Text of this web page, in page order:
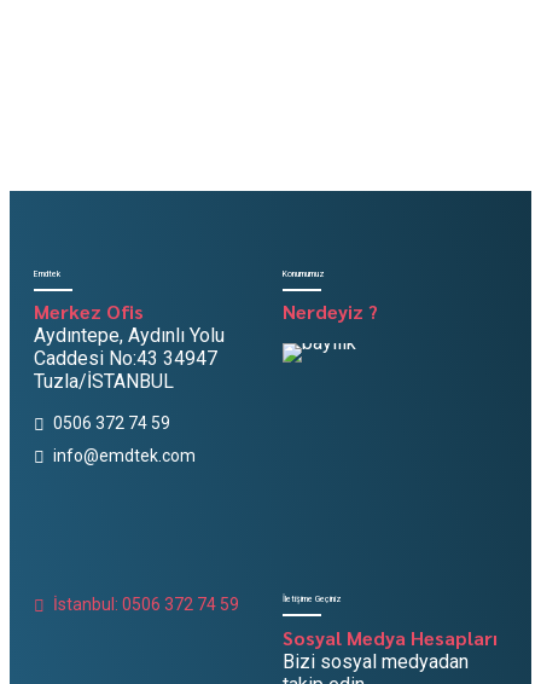
Emdtek
Merkez Ofis
Aydıntepe, Aydınlı Yolu
Caddesi No:43 34947
Tuzla/İSTANBUL
0506 372 74 59
info@emdtek.com
Konumumuz
Nerdeyiz ?
İstanbul: 0506 372 74 59 İletişime Geçiniz
Sosyal Medya Hesapları
Bizi sosyal medyadan